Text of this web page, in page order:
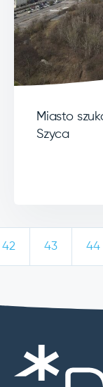
Miasto
Szyca
42 43 44